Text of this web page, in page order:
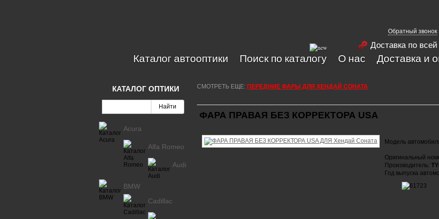
Обратный звонок
Доставка по
Каталог автооптики Поиск по каталогу О нас Доставка и
СМОТРЕТЬ ЕЩЕ: ПЕРЕДНИЕ ФАРЫ ДЛЯ ХЕНДАЙ СОНАТА
ФАРА ПРАВАЯ БЕЗ КОРРЕКТОРА USA
Модель
Оригинальный
Производитель:
Год выпуска
КАТАЛОГ ОПТИКИ
Acura
Alfa Romeo
Audi
BMW
Cadillac